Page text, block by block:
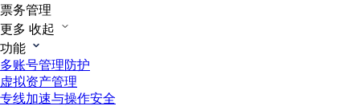
票务管理
更多 收起
功能
多账号管理防护
虚拟资产管理
专线加速与操作安全